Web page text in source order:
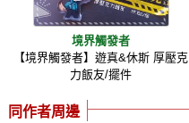
境界觸發者
【境界觸發者】遊真&休斯 厚壓克
力飯友/擺件
同作者周邊